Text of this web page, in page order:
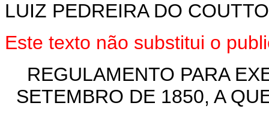
LUIZ PEDREIRA DO
Este texto não substitui o
REGULAMENTO PARA
SETEMBRO DE 1850, A